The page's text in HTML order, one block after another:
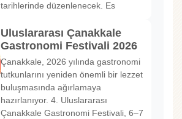
tarihlerinde düzenlenecek. Es
Uluslararası Çanakkale
Gastronomi Festivali 2026
Çanakkale, 2026 yılında gastronomi
tutkunlarını yeniden önemli bir lezzet
buluşmasında ağırlamaya
hazırlanıyor. 4. Uluslararası
Çanakkale Gastronomi Festivali, 6–7